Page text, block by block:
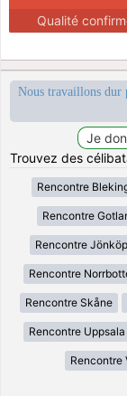
Qualité
Nous travaillons dur
Trouvez des
Rencontre
Rencontre
Rencontre
Rencontre
Rencontre Skåne
Rencontre Uppsala
Rencontre